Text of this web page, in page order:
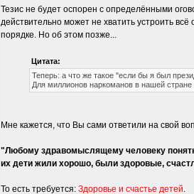
Тезис не будет оспорен с определёнными
действительно может не хватить устроить
порядке. Но об этом позже...
Цитата:
Теперь: а что же такое "если бы я был
Для миллионов наркоманов в нашей
Мне кажется, что Вы сами ответили на свой
"Любому здравомыслящему человеку
их дети жили хорошо, были здоровые,
То есть требуется: Здоровье и счастье детей.